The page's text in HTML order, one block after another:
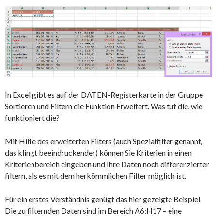
In Excel gibt es auf der DATEN-Registerkarte in der Gruppe
Sortieren und Filtern die Funktion Erweitert. Was tut die, wie
funktioniert die?
Mit Hilfe des erweiterten Filters (auch Spezialfilter genannt,
das klingt beeindruckender) können Sie Kriterien in einen
Kriterienbereich eingeben und Ihre Daten noch differenzierter
filtern, als es mit dem herkömmlichen Filter möglich ist.
Für ein erstes Verständnis genügt das hier gezeigte Beispiel.
Die zu filternden Daten sind im Bereich A6:H17 – eine